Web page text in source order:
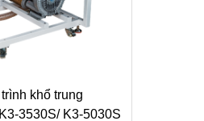
khổ trung
3530S/ K3-5030S